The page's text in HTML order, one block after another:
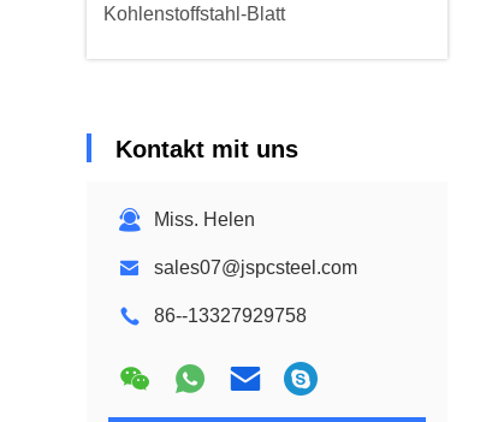
Kohlenstoffstahl-Blatt
Kontakt mit uns
Miss. Helen
sales07@jspcsteel.com
86--13327929758